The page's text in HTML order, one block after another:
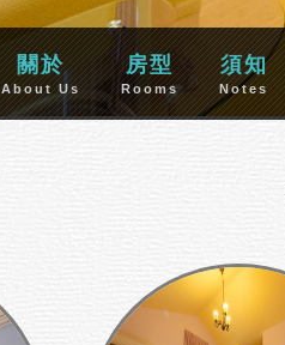
關於
About Us
房型
Rooms
須知
Notes